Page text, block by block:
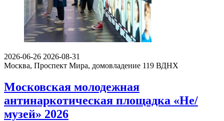
2026-06-26 2026-08-31
Москва, Проспект Мира, домовладение 119 ВДНХ
Московская молодежная
антинаркотическая площадка «Не/
музей» 2026